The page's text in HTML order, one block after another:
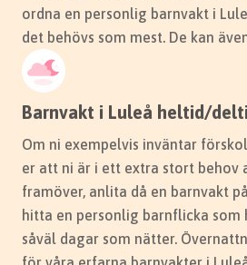
ordna en personlig barnvakt i
det behövs som mest. De kan
Barnvakt i Luleå heltid/
Om ni exempelvis inväntar
er att ni är i ett extra stort behov
framöver, anlita då en barnvakt
hitta en personlig barnflicka som
såväl dagar som nätter.